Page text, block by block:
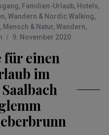
, Familien-Urlaub, Hotels,
,Wandern & Nordic Walking,
, Mensch & Natur,Wandern,
9. November 2020
für einen
im